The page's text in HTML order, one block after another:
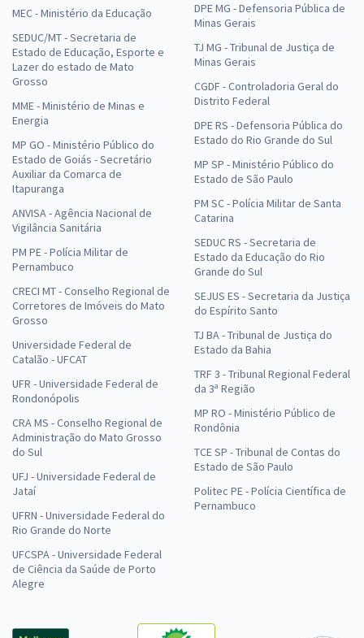
MEC - Ministério da Educação
SEDUC/MT - Secretaria de
Estado de Educação, Esporte e
Lazer do estado de Mato
Grosso
MME - Ministério de Minas e
Energia
MP GO - Ministério Público do
Estado de Goiás - Secretário
Auxiliar da Comarca de
Itapuranga
ANVISA - Agência Nacional de
Vigilância Sanitária
PM PE - Polícia Militar de
Pernambuco
CRECI MT - Conselho Regional de
Corretores de Imóveis do Mato
Grosso
Universidade Federal de
Catalão - UFCAT
UFR - Universidade Federal de
Rondonópolis
CRA MS - Conselho Regional de
Administração do Mato Grosso
do Sul
UFJ - Universidade Federal de
Jataí
UFRN - Universidade Federal do
Rio Grande do Norte
UFCSPA - Universidade Federal
de Ciência da Saúde de Porto
Alegre
DPE MG - Defensoria Pública de
Minas Gerais
TJ MG - Tribunal de Justiça de
Minas Gerais
CGDF - Controladoria Geral do
Distrito Federal
DPE RS - Defensoria Pública do
Estado do Rio Grande do Sul
MP SP - Ministério Público do
Estado de São Paulo
PM SC - Polícia Militar de Santa
Catarina
SEDUC RS - Secretaria de
Estado da Educação do Rio
Grande do Sul
SEJUS ES - Secretaria da Justiça
do Espírito Santo
TJ BA - Tribunal de Justiça do
Estado da Bahia
TRF 3 - Tribunal Regional Federal
da 3ª Região
MP RO - Ministério Público de
Rondônia
TCE SP - Tribunal de Contas do
Estado de São Paulo
Politec PE - Polícia Científica de
Pernambuco